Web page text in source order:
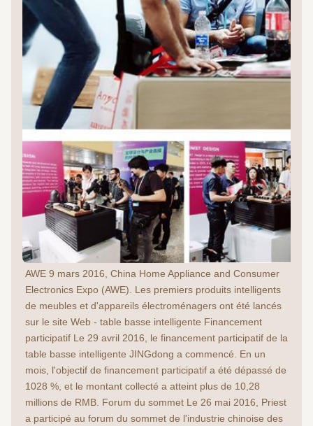
AWE 9 mars 2016, China Home Appliance and Consumer
Electronics Expo (AWE). Les premiers produits intelligents
de meubles et d'appareils électroménagers ont été lancés
sur le site Web - table basse intelligente Financement
participatif Le 29 avril 2016, le financement participatif de la
table basse intelligente JINGdong a commencé. En un
mois, l'objectif de financement participatif a été dépassé de
1028 %, et le montant collecté a atteint plus de 10,28
millions de RMB. Forum du sommet Le 26 mai 2016, Priest
a participé au forum du sommet de l'industrie chinoise des